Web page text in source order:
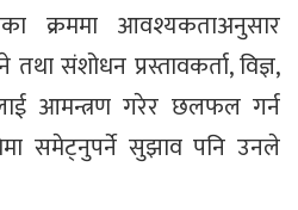
क्रममा आवश्यकताअनुसार
संशोधन प्रस्तावकर्ता, विज्ञ,
आमन्त्रण गरेर छलफल गर्न
समेट्नुपर्ने सुझाव पनि उनले